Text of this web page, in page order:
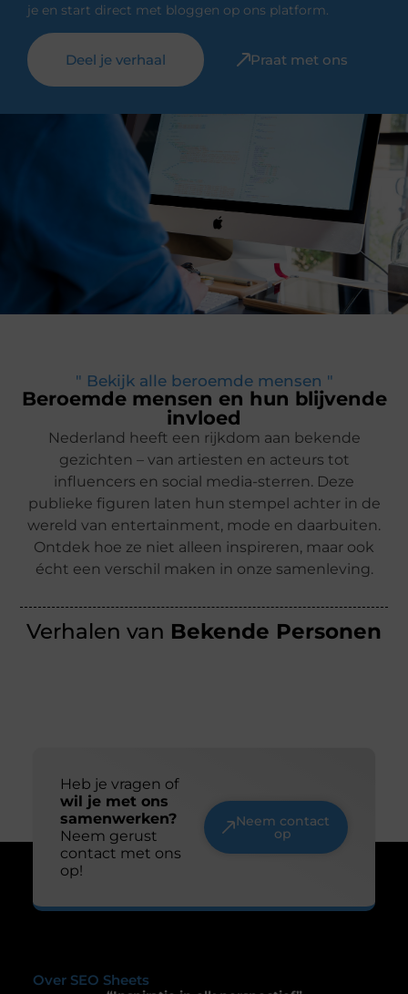
je en start direct met bloggen op ons platform.
Deel je verhaal Praat met ons
" Bekijk alle beroemde mensen "
Beroemde mensen en hun blijvende
invloed
Nederland heeft een rijkdom aan bekende
gezichten – van artiesten en acteurs tot
influencers en social media-sterren. Deze
publieke figuren laten hun stempel achter in de
wereld van entertainment, mode en daarbuiten.
Ontdek hoe ze niet alleen inspireren, maar ook
écht een verschil maken in onze samenleving.
Verhalen van Bekende Personen
Heb je vragen of
wil je met ons
samenwerken?
Neem gerust
contact met ons
op!
Neem contact
op
Over SEO Sheets